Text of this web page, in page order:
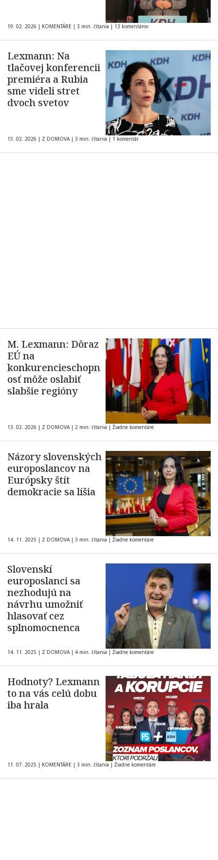
19. 02. 2026 | KOMENTÁRE | 3 min. čítania | 13 komentárov
Lexmann: Na
tlačovej konferencii
premiéra a Rubia
sme videli stret
dvoch svetov
15. 02. 2026 | Z DOMOVA | 3 min. čítania | 1 komentár
M. Lexmann: Dôraz
EÚ na
konkurencieschopn
osť môže oslabiť
slabšie regióny
13. 02. 2026 | Z DOMOVA | 2 min. čítania | Žiadne komentáre
Názory slovenských
europoslancov na
Európsky štít
demokracie sa líšia
14. 11. 2025 | Z DOMOVA | 3 min. čítania | Žiadne komentáre
Slovenskí
europoslanci sa
nezhodujú na
návrhu umožniť
hlasovať cez
splnomocnenca
14. 11. 2025 | Z DOMOVA | 4 min. čítania | Žiadne komentáre
Hodnoty? Lexmann
to na vás celú dobu
iba hrala
11. 07. 2025 | KOMENTÁRE | 3 min. čítania | Žiadne komentáre